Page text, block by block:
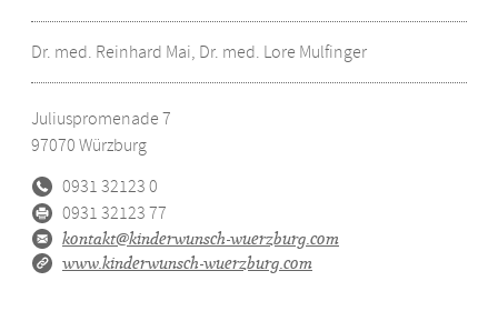
Dr. med. Reinhard Mai, Dr. med. Lore Mulfinger
Juliuspromenade 7
97070 Würzburg
0931 32123 0
0931 32123 77
kontakt@kinderwunsch-wuerzburg.com
www.kinderwunsch-wuerzburg.com